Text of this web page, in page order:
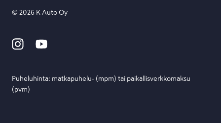
© 2026 K Auto Oy
Puheluhinta: matka­puhelu- (mpm) tai paikallis­verkko­maksu
(pvm)